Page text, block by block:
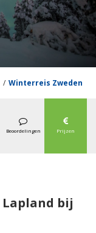
/ Winterreis Zweden
Beoordelingen Prijzen
bij